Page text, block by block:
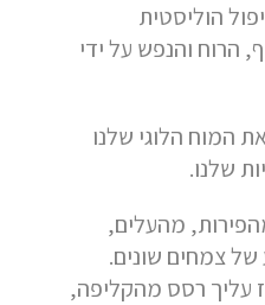
הוליסטית
הרוח והנפש על ידי
המוח הלוגי שלנו
שלנו.
מהעלים,
צמחים שונים.
עליך רסס מהקליפה,